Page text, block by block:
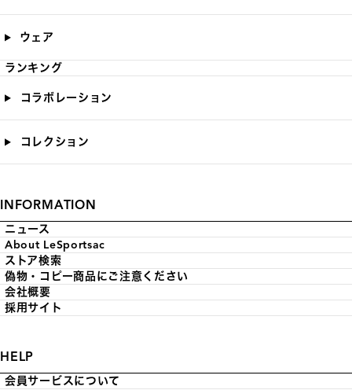
ウェア
ランキング
コラボレーション
コレクション
INFORMATION
ニュース
About LeSportsac
ストア検索
偽物・コピー商品にご注意ください
会社概要
採用サイト
HELP
会員サービスについて